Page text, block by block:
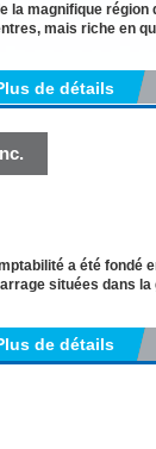
magnifique région
mais riche en
de détails
a été fondé
situées dans
de détails